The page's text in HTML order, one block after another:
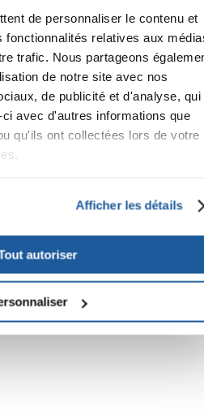
de personnaliser le contenu et
fonctionnalités relatives aux
trafic. Nous partageons
de notre site avec nos
de publicité et d'analyse, qui
avec d'autres informations que
qu'ils ont collectées lors de votre
Afficher les détails
autoriser